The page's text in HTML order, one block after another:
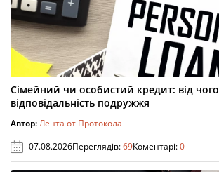
Сімейний чи особистий кредит: від
відповідальність подружжя
Автор:Лента от Протокола
07.08.2026Переглядів:69Коментарі:0